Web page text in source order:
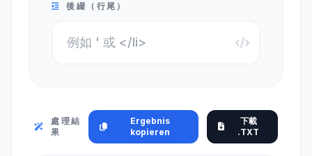
後綴（行尾）
處理結
果
Ergebnis
kopieren
下載
.TXT